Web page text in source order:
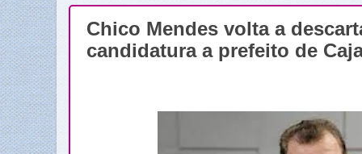
Chico Mendes volta a
candidatura a prefeito de